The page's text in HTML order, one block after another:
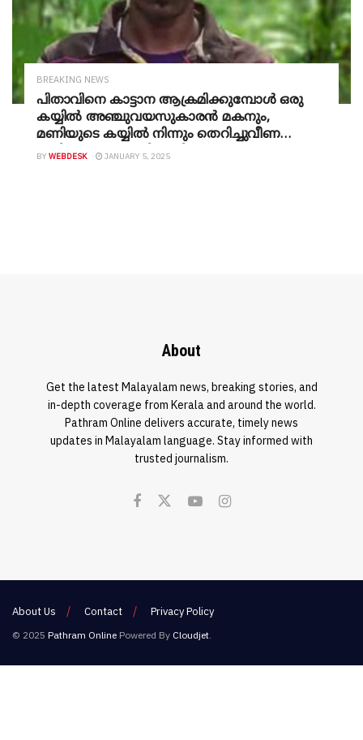
BREAKING NEWS
പിതാവിനെ കാട്ടാന ആക്രമിക്കുമ്പോൾ ഒരു
കയ്യിൽ അഞ്ചുവയസുകാരൻ മകനും,
മണിയുടെ കയ്യിൽ നിന്നും തെറിച്ചുവീണ
കുട്ടിയെ കാട്ടാനയിൽ നിന്നും
BY WEBDESK JANUARY 5, 2025
About
Get the latest Malayalam news, breaking stories, and
in-depth coverage from Kerala and around the world.
Pathram Online delivers accurate, timely news
updates in Malayalam language. Stay informed with
trusted journalism.
About Us Contact Privacy Policy
© 2025 Pathram Online Powered By Cloudjet